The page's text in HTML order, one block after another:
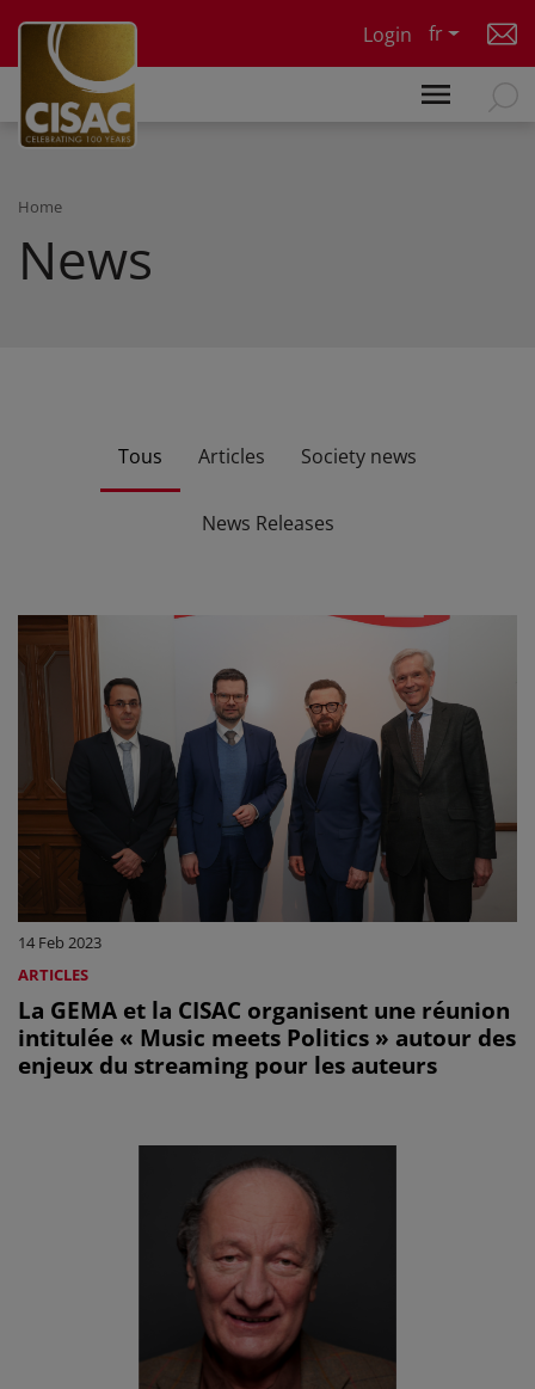
Login
fr
Home
News
Tous Articles Society news
News Releases
14 Feb 2023
ARTICLES
La GEMA et la CISAC organisent une réunion
intitulée « Music meets Politics » autour des
enjeux du streaming pour les auteurs